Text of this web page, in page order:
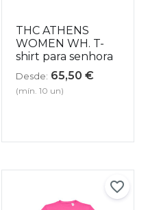
THC ATHENS
WOMEN WH. T-
shirt para senhora
Desde: 65,50 €
(mín. 10 un)